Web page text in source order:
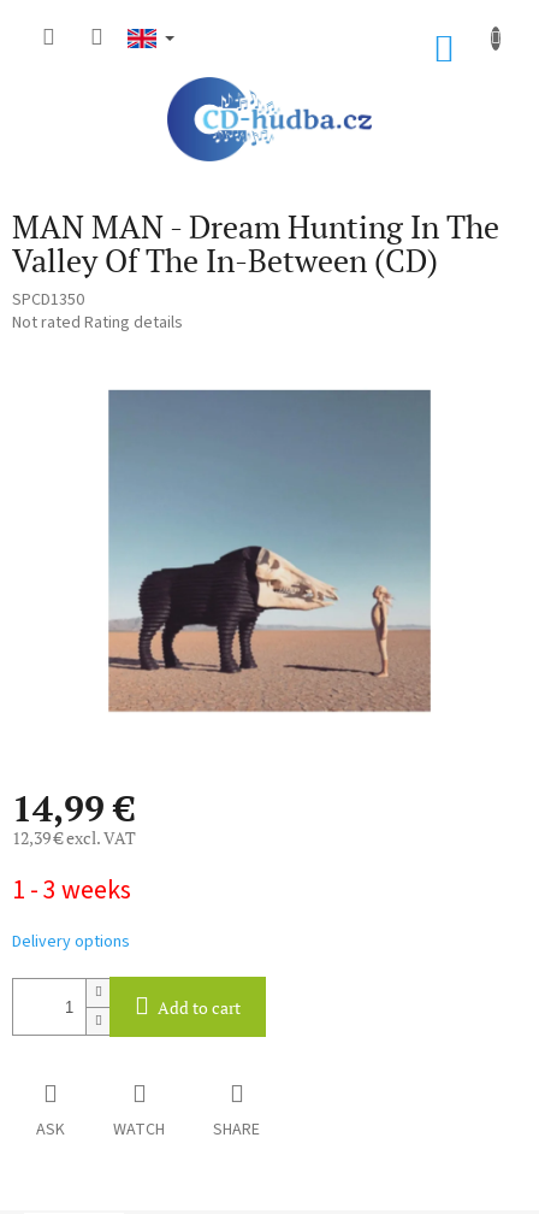
MAN MAN - Dream Hunting In The
Valley Of The In-Between (CD)
SPCD1350
The
Not rated Rating details
14,99 €
12,39 € excl. VAT
price:
1 - 3 weeks
Delivery options
Add to cart
ASK WATCH SHARE